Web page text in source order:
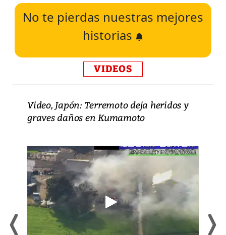
No te pierdas nuestras mejores
historias
VIDEOS
Video, Japón: Terremoto deja heridos y
graves daños en Kumamoto